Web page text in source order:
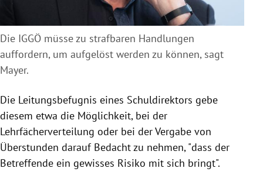
Die IGGÖ müsse zu strafbaren Handlungen
auffordern, um aufgelöst werden zu können, sagt
Mayer.
Die Leitungsbefugnis eines Schuldirektors gebe
diesem etwa die Möglichkeit, bei der
Lehrfächerverteilung oder bei der Vergabe von
Überstunden darauf Bedacht zu nehmen, "dass der
Betreffende ein gewisses Risiko mit sich bringt".